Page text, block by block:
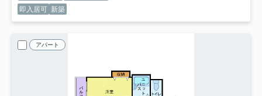
即入居可 新築
アパート